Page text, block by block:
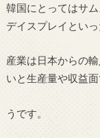
韓国にとってはサ
デイスプレイとい
産業は日本からの
いと生産量や収益
うです。